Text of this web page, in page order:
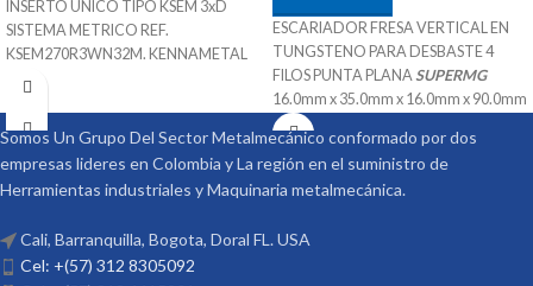
INSERTO UNICO TIPO KSEM 3xD
SISTEMA METRICO REF.
KSEM270R3WN32M. KENNAMETAL
27mm x 32mm x 84mm x 182mm
Sistema de Refrigeración
Adaptable a inserto Intercambiable
para diferente Materiales
Puede Trabajar Materiales Pof Mof K-
Procedencia ALEMANIA
Suministrado por McT-Enterprises
ESCARIADOR FRESA VERTICAL EN
TUNGSTENO PARA DESBASTE 4
FILOS PUNTA PLANASUPERMG
16.0mm x 35.0mm x 16.0mm x 90.0mm
SKU 470016
38°
Recubrimiento TiAIN
Especial para aplicaciones de
Procedencia CHINA
Somos Un Grupo Del Sector Metalmecánico conformado por dos
empresas lideres en Colombia y La región en el suministro de
Herramientas industriales y Maquinaria metalmecánica.
Cali, Barranquilla, Bogota, Doral FL. USA
Cel: +(57) 312 8305092